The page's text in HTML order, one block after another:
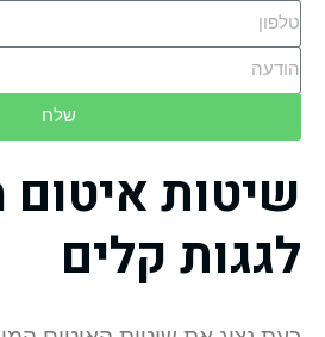
שלח
שיטות איטום
לגגות קלים